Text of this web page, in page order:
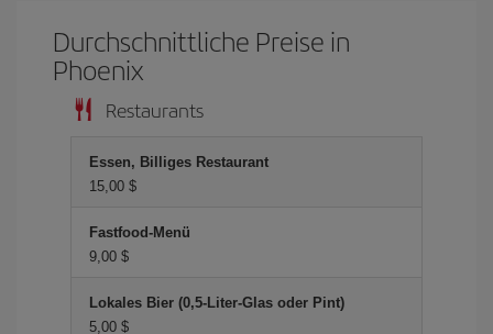
Durchschnittliche Preise in
Phoenix
Restaurants
Essen, Billiges Restaurant
15,00 $
Fastfood-Menü
9,00 $
Lokales Bier (0,5-Liter-Glas oder Pint)
5,00 $